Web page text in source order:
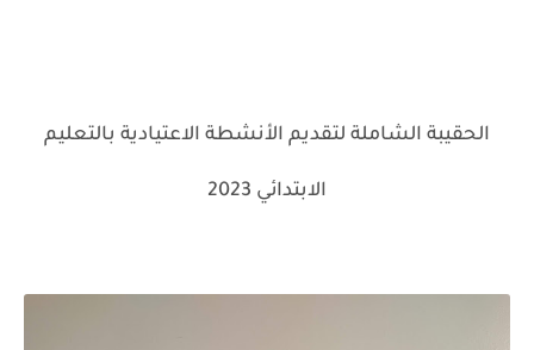
الحقيبة الشاملة لتقديم الأنشطة الاعتيادية بالتعليم
الابتدائي 2023